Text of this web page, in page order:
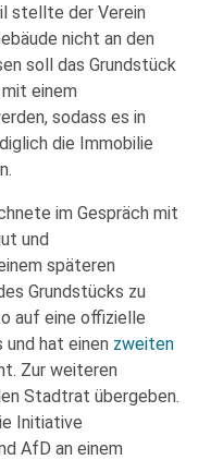
stellte der Verein
nicht an den
soll das Grundstück
einem
sodass es in
die Immobilie
im Gespräch mit
und
späteren
Grundstücks zu
auf eine offizielle
hat einen zweiten
Zur weiteren
Stadtrat übergeben.
Initiative
AfD an einem